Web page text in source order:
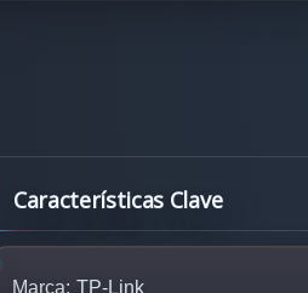
Características Clave
Marca: TP-Link